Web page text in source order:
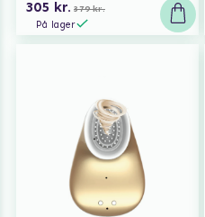
305 kr. 379 kr.
På lager